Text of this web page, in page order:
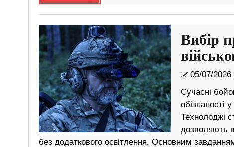
Вибір
05/07/2026
Сучасні
обізнаності
Технолоджі
дозволяють
без додаткового освітлення. Основним